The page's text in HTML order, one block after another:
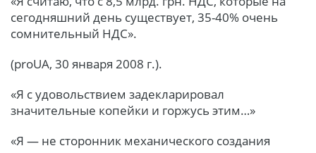
сегодняшний день существует, 35-40% очень
сомнительный НДС».
(proUA, 30 января 2008 г.).
«Я с удовольствием задекларировал
значительные копейки и горжусь этим…»
«Я — не сторонник механического создания